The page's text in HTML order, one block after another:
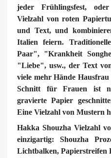
jeder Frühlingsfest,
Vielzahl von roten
und Text, und
Italien feiern.
Paar", "Krankheit
"Liebe", usw., der Text
viele mehr Hände
Schnitt für Frauen ist
gravierte Papier
Eine Vielzahl von Mustern
Hakka Shouzha Vielzahl
einzigartig: Shouzha
Lichtbalken, Papierstreifen